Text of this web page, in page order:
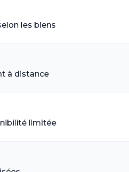
les biens
à distance
limitée